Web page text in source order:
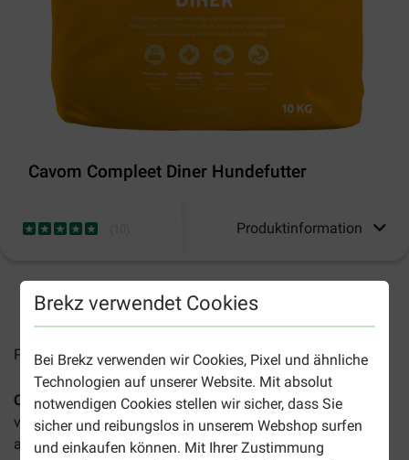
Brekz verwendet Cookies
Bei Brekz verwenden wir Cookies, Pixel und ähnliche
Technologien auf unserer Website. Mit absolut
notwendigen Cookies stellen wir sicher, dass Sie
sicher und reibungslos in unserem Webshop surfen
und einkaufen können. Mit Ihrer Zustimmung
Cavom Compleet Diner Hundefutter
Produktinformation
2-5 Arbeitstage, sofern nicht anders angegeben
Preise inkl. MwSt zzgl.Versandkosten
Cavom Compleet Diner Hundefutterist eine warme,
vollwertige und schmackhafte Mahlzeit für
ausgewachsene Hunde.